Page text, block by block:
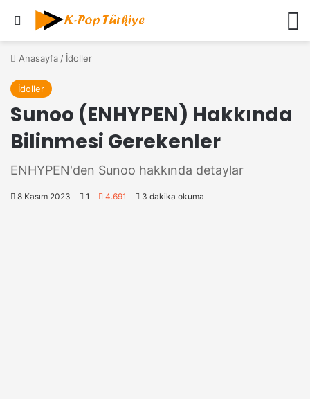
Anasayfa / İdoller
İdoller
Sunoo (ENHYPEN) Hakkında
Bilinmesi Gerekenler
ENHYPEN'den Sunoo hakkında detaylar
8 Kasım 2023 1 4.691 3 dakika okuma